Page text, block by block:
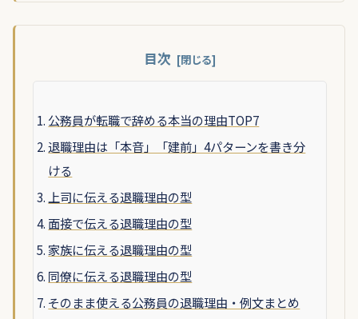
目次
公務員が転職で辞める本当の理由TOP7
退職理由は「本音」「建前」4パターンを書き分
ける
上司に伝える退職理由の型
面接で伝える退職理由の型
家族に伝える退職理由の型
同僚に伝える退職理由の型
そのまま使える公務員の退職理由・例文まとめ